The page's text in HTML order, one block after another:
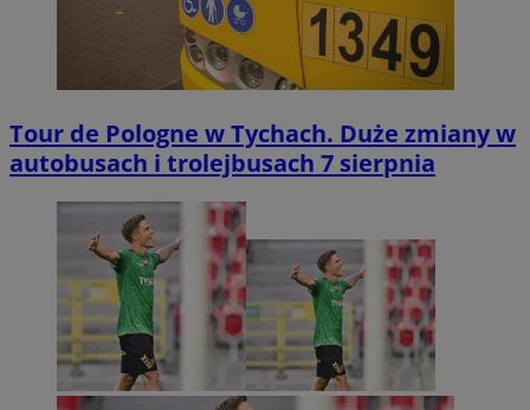
Tour de Pologne w Tychach. Duże zmiany w
autobusach i trolejbusach 7 sierpnia